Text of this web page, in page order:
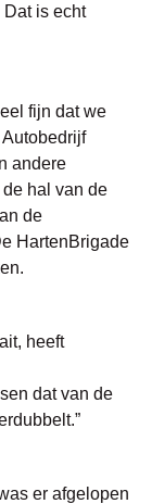
is echt
fijn dat we
andere
hal van de
de
HartenBrigade
heeft
dat van de
er afgelopen